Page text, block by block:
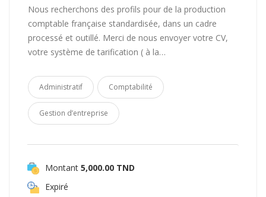
Nous recherchons des profils pour de la production
comptable française standardisée, dans un cadre
processé et outillé. Merci de nous envoyer votre CV,
votre système de tarification ( à la…
Administratif Comptabilité
Gestion d’entreprise
Montant 5,000.00 TND
Expiré